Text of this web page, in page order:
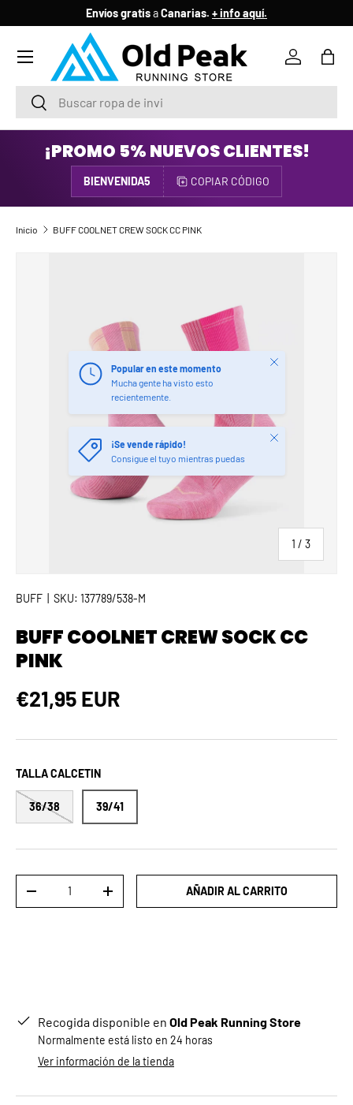
IR AL CONTENIDO
Envíos gratisaCanarias. + info aquí.
BuscarBuscar
Iniciar
Menú
¡PROMO 5% NUEVOS CLIENTES!
BIENVENIDA5 COPIAR CÓDIGO
Inicio BUFF COOLNET CREW SOCK CC PINK
1 / de
3
Popular en este momento
Mucha gente ha visto esto
recientemente.
Cerrar
¡Se vende rápido!
Consigue el tuyo mientras puedas
Cerrar
BUFF SKU: 137789/538-M
BUFF COOLNET CREW SOCK CC
PINK
Precio normal
€21,95 EUR
TALLA CALCETIN
36/38 39/41
DISMINUIR CANTIDADAUMENTAR LA CANTIDADAÑADIR AL CARRITO
Recogida disponible en Old Peak Running Store
Normalmente está listo en 24 horas
Ver información de la tienda